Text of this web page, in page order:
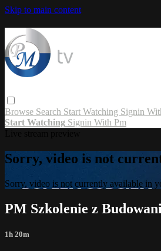
Skip to main content
Browse Search Start Watching Signin
Start Watching Signin With Pm
Sorry, video is not
Sorry, video is not currently available in
PM Szkolenie z
1h 20m